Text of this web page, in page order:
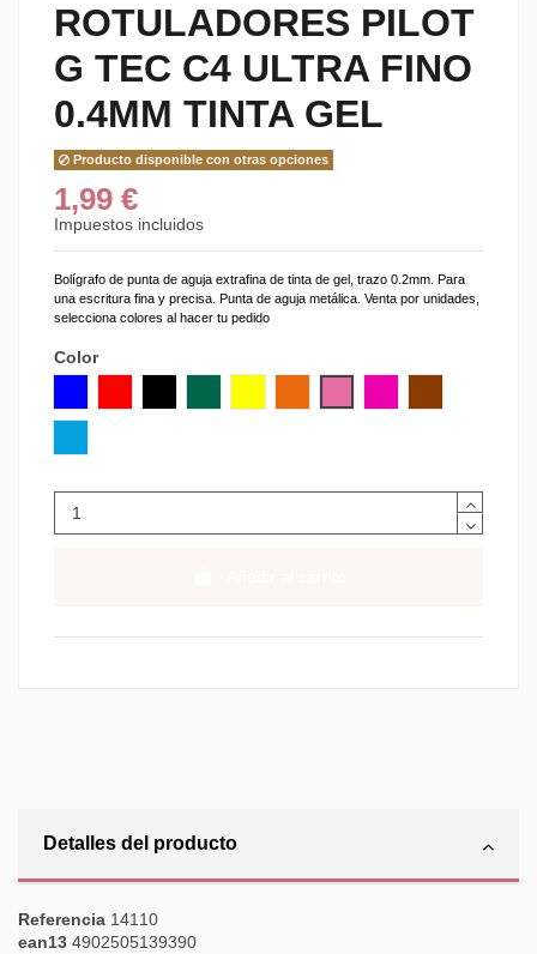
ROTULADORES PILOT
G TEC C4 ULTRA FINO
0.4MM TINTA GEL
Producto disponible con otras opciones
1,99 €
Impuestos incluidos
Bolígrafo de punta de aguja extrafina de tinta de gel, trazo 0.2mm. Para
una escritura fina y precisa. Punta de aguja metálica. Venta por unidades,
selecciona colores al hacer tu pedido
Color
Detalles del producto
Referencia 14110
ean13 4902505139390